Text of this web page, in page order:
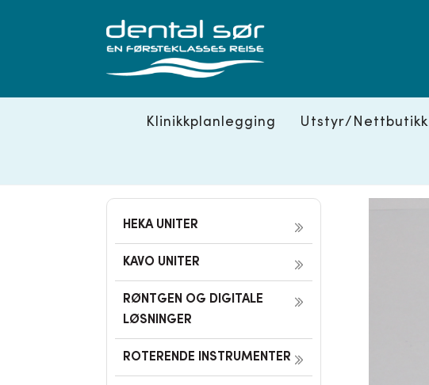
Klinikkplanlegging Utstyr/Nettbutikk
HEKA UNITER
KAVO UNITER
RØNTGEN OG DIGITALE
LØSNINGER
ROTERENDE INSTRUMENTER